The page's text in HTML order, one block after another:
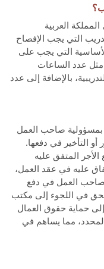
العربية
التي يجب الإفصاح
التي يجب على
عدد الساعات
بالإضافة إلى عدد
بمسؤولية صاحب العمل
التأخير في دفعها.
المتفق عليه
عليه في عقد العمل،
7 أيام. إذا تأخر صاحب العمل في دفع
في اللجوء إلى مكتب
حماية حقوق العمال
مما يساهم في